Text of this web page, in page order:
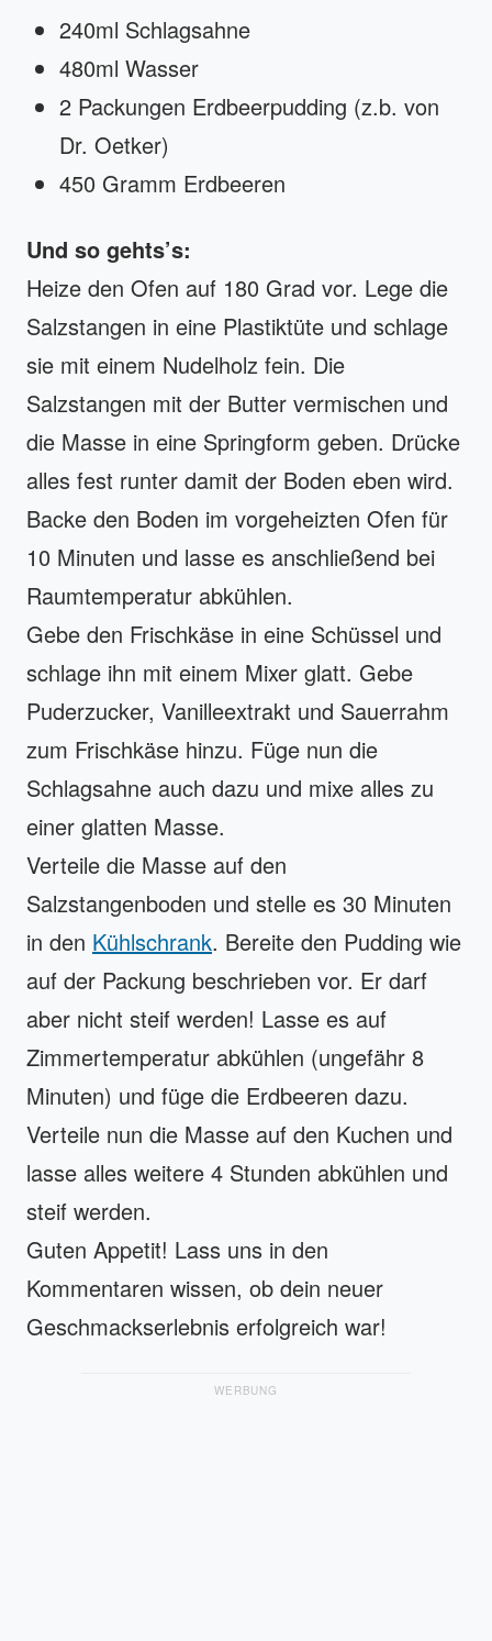
240ml Schlagsahne
480ml Wasser
2 Packungen Erdbeerpudding (z.b. von
Dr. Oetker)
450 Gramm Erdbeeren
Und so gehts’s:
Heize den Ofen auf 180 Grad vor. Lege die
Salzstangen in eine Plastiktüte und schlage
sie mit einem Nudelholz fein. Die
Salzstangen mit der Butter vermischen und
die Masse in eine Springform geben. Drücke
alles fest runter damit der Boden eben wird.
Backe den Boden im vorgeheizten Ofen für
10 Minuten und lasse es anschließend bei
Raumtemperatur abkühlen.
Gebe den Frischkäse in eine Schüssel und
schlage ihn mit einem Mixer glatt. Gebe
Puderzucker, Vanilleextrakt und Sauerrahm
zum Frischkäse hinzu. Füge nun die
Schlagsahne auch dazu und mixe alles zu
einer glatten Masse.
Verteile die Masse auf den
Salzstangenboden und stelle es 30 Minuten
in den Kühlschrank. Bereite den Pudding wie
auf der Packung beschrieben vor. Er darf
aber nicht steif werden! Lasse es auf
Zimmertemperatur abkühlen (ungefähr 8
Minuten) und füge die Erdbeeren dazu.
Verteile nun die Masse auf den Kuchen und
lasse alles weitere 4 Stunden abkühlen und
steif werden.
Guten Appetit! Lass uns in den
Kommentaren wissen, ob dein neuer
Geschmackserlebnis erfolgreich war!
WERBUNG